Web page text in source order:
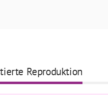
Reproduktion